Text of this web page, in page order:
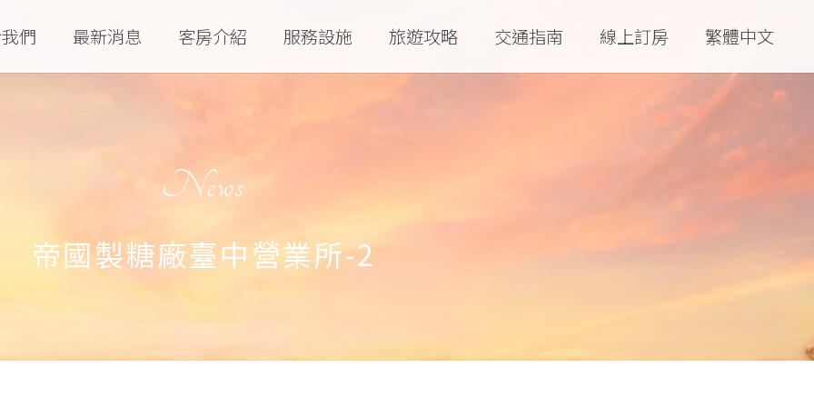
們 最新消息 客房介紹 服務設施 旅遊攻略 交通指南 線上訂房 繁體中文
News
帝國製糖廠臺中營業所-2